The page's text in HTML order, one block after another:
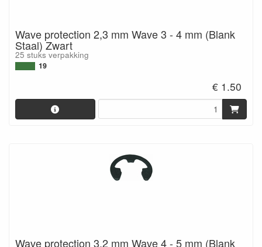
Wave protection 2,3 mm Wave 3 - 4 mm (Blank
Staal) Zwart
25 stuks verpakking
19
€ 1.50
Wave protection 3,2 mm Wave 4 - 5 mm (Blank